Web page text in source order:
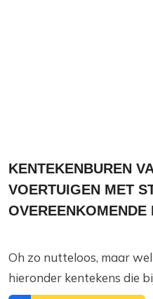
KENTEKENBUREN
VOERTUIGEN MET
OVEREENKOMENDE
Oh zo nutteloos, maar
hieronder kentekens die